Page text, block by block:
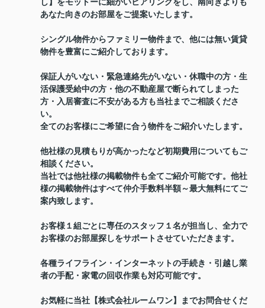
し】をモットーに細かいヒアリングをし、南向きよりも
あなた向きのお部屋をご提案いたします。
シングル物件からファミリー物件まで、他には無い賃貸
物件を豊富にご紹介しております。
保証人がいない・緊急連絡先がいない・休職中の方・生
活保護受給中の方・他の不動産屋で断られてしまった
方・入居審査に不安がある方も当社までご相談くださ
い。
全てのお客様にご希望に合う物件をご紹介いたします。
他社様の見積もりが高かったなど初期費用についてもご
相談ください。
当社では他社様の掲載物件も全てご紹介可能です。他社
様の掲載物件はすべて仲介手数料半額～最大無料にてご
案内致します。
お客様１組ごとに専任のスタッフ１名が担当し、全力で
お客様のお部屋探しをサポートさせていただきます。
各種ライフライン・インターネットの手続き・引越し業
者の手配・家電の回収作業も対応可能です。
お気軽に当社【株式会社ルームワン】までお問合せくだ